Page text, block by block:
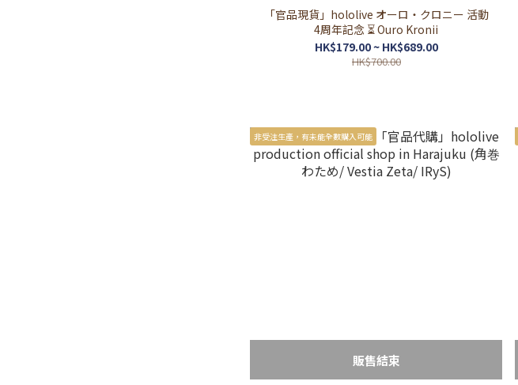
「官品現貨」hololive オーロ・クロニー 活動
4周年記念 ⏳ Ouro Kronii
HK$179.00 ~ HK$689.00
HK$700.00
非受注生產，有未能全數購入可能
販售結束